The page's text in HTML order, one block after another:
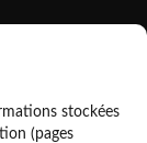
industriels
stockées
(pages